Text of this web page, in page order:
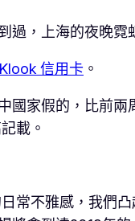
過，上海的夜晚霓
Klook 信用卡 。
家假的，比前
載。
常不雅感，我們